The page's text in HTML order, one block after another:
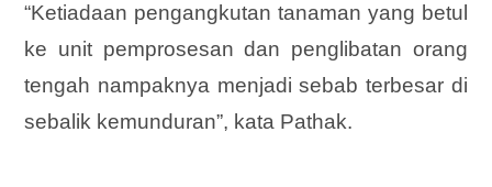
“Ketiadaan pengangkutan tanaman yang betul
ke unit pemprosesan dan penglibatan orang
tengah nampaknya menjadi sebab terbesar di
sebalik kemunduran”, kata Pathak.